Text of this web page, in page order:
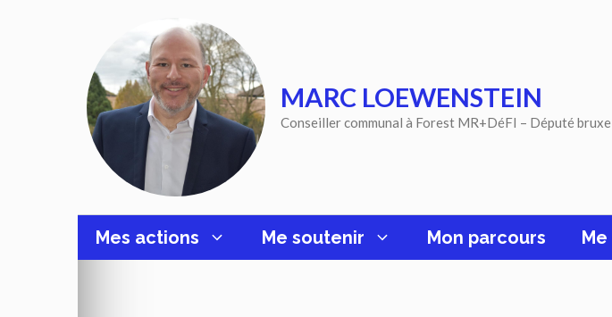
MARC LOEWENSTEIN
Conseiller communal à Forest MR+DéFI – Député
Mes actions Me soutenir Mon parcours